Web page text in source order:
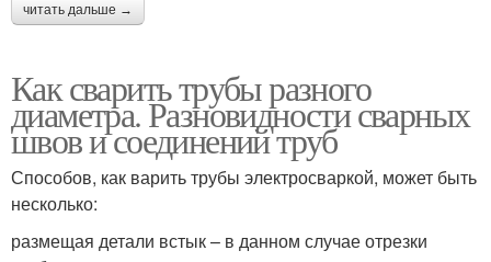
читать дальше →
Как сварить трубы разного
диаметра. Разновидности сварных
швов и соединений труб
Способов, как варить трубы электросваркой, может быть
несколько:
размещая детали встык – в данном случае отрезки